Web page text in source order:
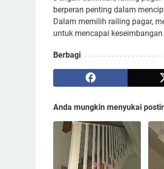
berperan penting dalam
Dalam memilih railing pagar,
untuk mencapai
Berbagi
Anda mungkin menyukai